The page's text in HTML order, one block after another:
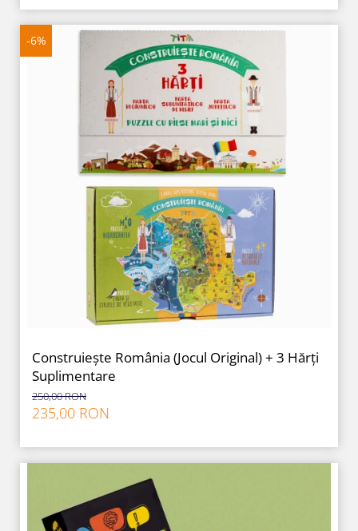
-6%
Construiește România (Jocul Original) + 3 Hărți
Suplimentare
250,00 RON
235,00 RON